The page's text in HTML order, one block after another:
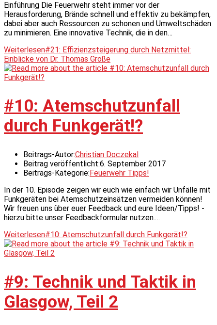
Einführung Die Feuerwehr steht immer vor der
Herausforderung, Brände schnell und effektiv zu bekämpfen,
dabei aber auch Ressourcen zu schonen und Umweltschäden
zu minimieren. Eine innovative Technik, die in den…
Weiterlesen#21: Effizienzsteigerung durch Netzmittel:
Einblicke von Dr. Thomas Große
#10: Atemschutzunfall
durch Funkgerät!?
Beitrags-Autor:Christian Doczekal
Beitrag veröffentlicht:6. September 2017
Beitrags-Kategorie: Feuerwehr Tipps!
In der 10. Episode zeigen wir euch wie einfach wir Unfälle mit
Funkgeräten bei Atemschutzeinsätzen vermeiden können!
Wir freuen uns über euer Feedback und eure Ideen/Tipps! -
hierzu bitte unser Feedbackformular nutzen.…
Weiterlesen#10: Atemschutzunfall durch Funkgerät!?
#9: Technik und Taktik in
Glasgow, Teil 2